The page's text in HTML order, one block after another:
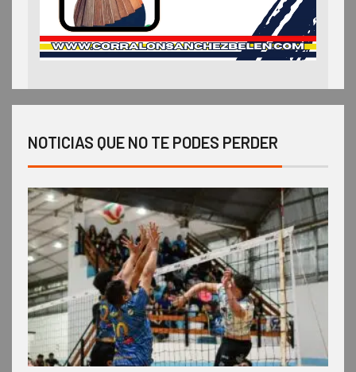
NOTICIAS QUE NO TE PODES PERDER